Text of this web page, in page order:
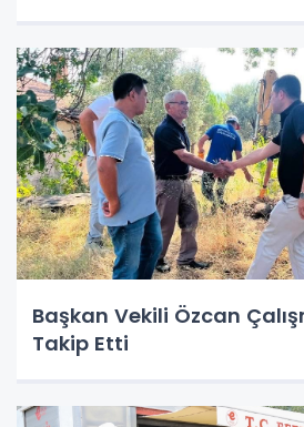
Başkan Vekili Özcan
Takip Etti